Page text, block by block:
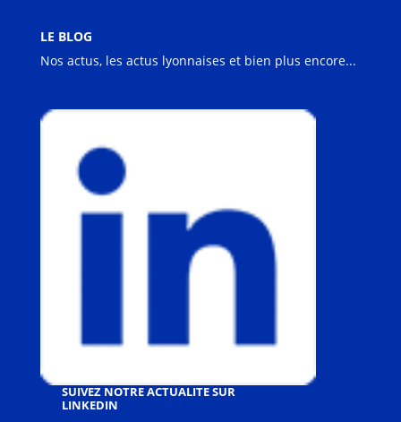
LE BLOG
Nos actus, les actus lyonnaises et bien plus encore...
SUIVEZ NOTRE ACTUALITE SUR
LINKEDIN